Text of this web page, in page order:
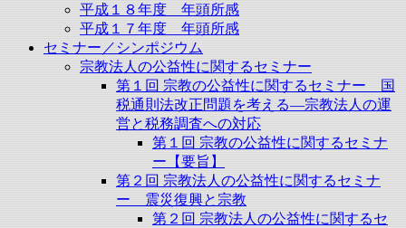
平成１８年度 年頭所感
平成１７年度 年頭所感
セミナー／シンポジウム
宗教法人の公益性に関するセミナー
第１回 宗教の公益性に関するセミナー 国
税通則法改正問題を考える―宗教法人の運
営と税務調査への対応
第１回 宗教の公益性に関するセミナ
ー【要旨】
第２回 宗教法人の公益性に関するセミナ
ー 震災復興と宗教
第２回 宗教法人の公益性に関するセ